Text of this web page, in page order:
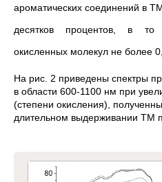
ароматических соединений в
десятков процентов, в то
окисленных молекул не более
На рис. 2 приведены спектры
в области 600-1100 нм при
(степени окисления),
длительном выдерживании ТМ